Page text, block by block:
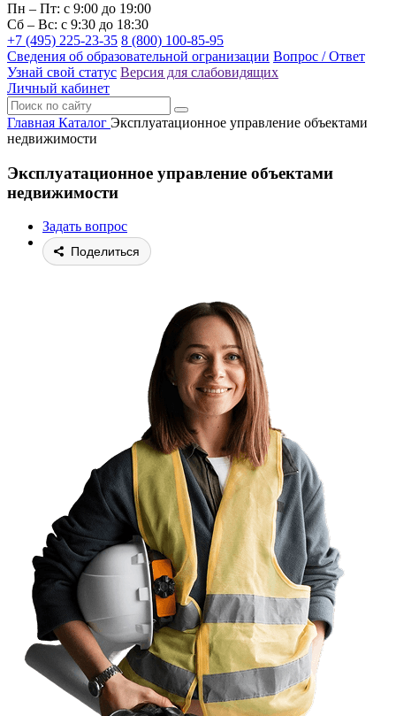
Пн – Пт: с 9:00 до 19:00
Сб – Вс: с 9:30 до 18:30
+7 (495) 225-23-35 8 (800) 100-85-95
Сведения об образовательной огранизации Вопрос / Ответ
Узнай свой статус Версия для слабовидящих
Личный кабинет
Главная Каталог Эксплуатационное управление объектами
недвижимости
Эксплуатационное управление объектами
недвижимости
Задать вопрос
Поделиться